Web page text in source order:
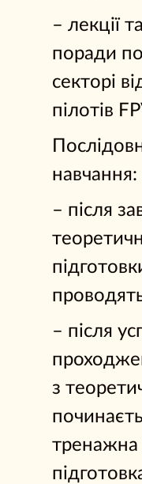
– лекції
поради
секторі
пілотів
навчання:
– після
– після
з
тренажна